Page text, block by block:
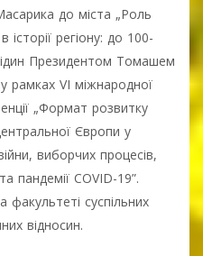
до міста „Роль
регіону: до 100-
Президентом Томашем
рамках VI міжнародної
„Формат розвитку
Європи у
виборчих процесів,
пандемії COVID-19”.
факультеті суспільних
відносин.